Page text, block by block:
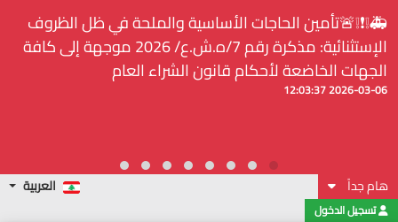
⚠️... ويكون النشر إلزامياً على المنصة الإلكترونيّة المركزيّة
لدى هيئة الشراء العام... الخ. (المادة 109 : الشفافية)
2026-02-24 13:48:11
هام جداً العربية
تسجيل الدخول